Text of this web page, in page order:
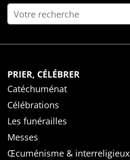
PRIER, CÉLÉBRER
Catéchuménat
Célébrations
Les funérailles
Messes
Œcuménisme & interreligieux